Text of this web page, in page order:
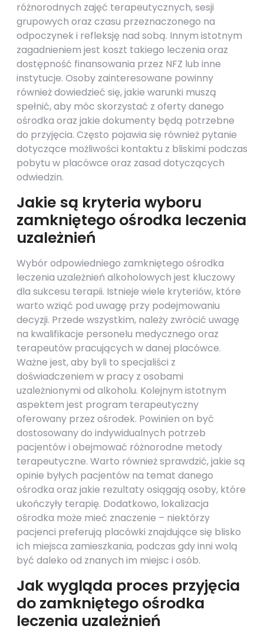
różnorodnych zajęć terapeutycznych, sesji
grupowych oraz czasu przeznaczonego na
odpoczynek i refleksję nad sobą. Innym istotnym
zagadnieniem jest koszt takiego leczenia oraz
dostępność finansowania przez NFZ lub inne
instytucje. Osoby zainteresowane powinny
również dowiedzieć się, jakie warunki muszą
spełnić, aby móc skorzystać z oferty danego
ośrodka oraz jakie dokumenty będą potrzebne
do przyjęcia. Często pojawia się również pytanie
dotyczące możliwości kontaktu z bliskimi podczas
pobytu w placówce oraz zasad dotyczących
odwiedzin.
Jakie są kryteria wyboru
zamkniętego ośrodka leczenia
uzależnień
Wybór odpowiedniego zamkniętego ośrodka
leczenia uzależnień alkoholowych jest kluczowy
dla sukcesu terapii. Istnieje wiele kryteriów, które
warto wziąć pod uwagę przy podejmowaniu
decyzji. Przede wszystkim, należy zwrócić uwagę
na kwalifikacje personelu medycznego oraz
terapeutów pracujących w danej placówce.
Ważne jest, aby byli to specjaliści z
doświadczeniem w pracy z osobami
uzależnionymi od alkoholu. Kolejnym istotnym
aspektem jest program terapeutyczny
oferowany przez ośrodek. Powinien on być
dostosowany do indywidualnych potrzeb
pacjentów i obejmować różnorodne metody
terapeutyczne. Warto również sprawdzić, jakie są
opinie byłych pacjentów na temat danego
ośrodka oraz jakie rezultaty osiągają osoby, które
ukończyły terapię. Dodatkowo, lokalizacja
ośrodka może mieć znaczenie – niektórzy
pacjenci preferują placówki znajdujące się blisko
ich miejsca zamieszkania, podczas gdy inni wolą
być daleko od znanych im miejsc i osób.
Jak wygląda proces przyjęcia
do zamkniętego ośrodka
leczenia uzależnień